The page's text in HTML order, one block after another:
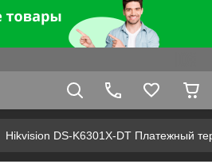
Hikvision DS-K6301X-DT Платежный